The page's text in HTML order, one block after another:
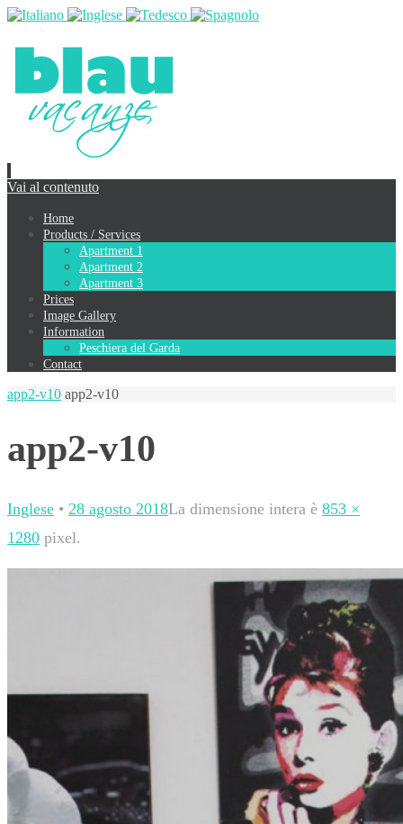
Vai al contenuto
Home
Products / Services
Apartment 1
Apartment 2
Apartment 3
Prices
Image Gallery
Information
Peschiera del Garda
Contact
app2-v10 app2-v10
app2-v10
Inglese • 28 agosto 2018La dimensione intera è 853 ×
1280 pixel.